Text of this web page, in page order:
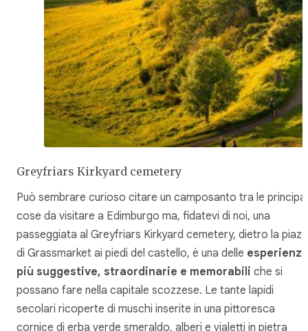
Greyfriars Kirkyard cemetery
Può sembrare curioso citare un camposanto tra le
cose da visitare a Edimburgo ma, fidatevi di noi, una
passeggiata al Greyfriars Kirkyard cemetery, dietro la
di Grassmarket ai piedi del castello, è una delle esperienze
più suggestive, straordinarie e memorabili che si
possano fare nella capitale scozzese. Le tante lapidi
secolari ricoperte di muschi inserite in una pittoresca
cornice di erba verde smeraldo, alberi e vialetti in pietra